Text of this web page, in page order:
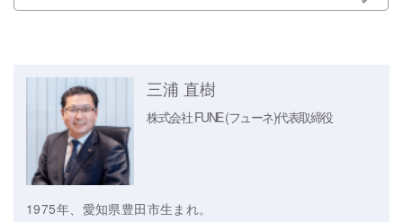
三浦 直樹
株式会社 FUNE (フューネ)代表取締役
1975年、愛知県豊田市生まれ。